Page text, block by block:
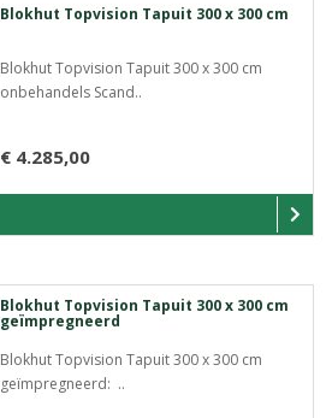
Blokhut Topvision Tapuit 300 x 300 cm
Blokhut Topvision Tapuit 300 x 300 cm
onbehandels Scand..
€ 4.285,00
Blokhut Topvision Tapuit 300 x 300 cm
geïmpregneerd
Blokhut Topvision Tapuit 300 x 300 cm
geïmpregneerd: ..